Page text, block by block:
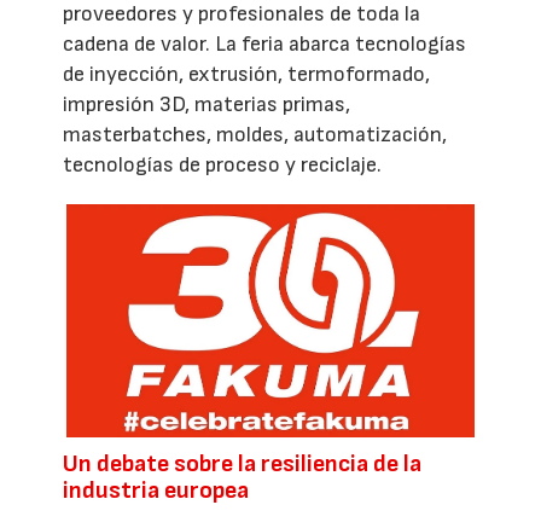
proveedores y profesionales de toda la
cadena de valor. La feria abarca tecnologías
de inyección, extrusión, termoformado,
impresión 3D, materias primas,
masterbatches, moldes, automatización,
tecnologías de proceso y reciclaje.
Un debate sobre la resiliencia de la
industria europea